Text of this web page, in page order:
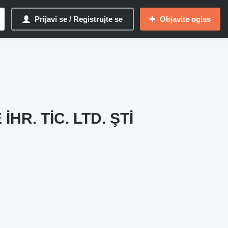
Prijavi se / Registrujte se Objavite oglas
TİC. LTD. ŞTİ